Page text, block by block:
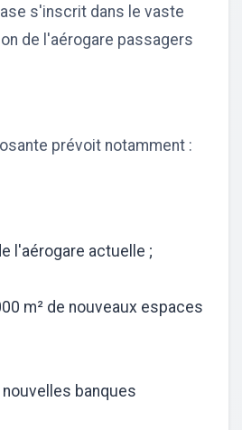
s'inscrit dans le vaste
de l'aérogare passagers
prévoit notamment :
l'aérogare actuelle ;
m² de nouveaux espaces
banques